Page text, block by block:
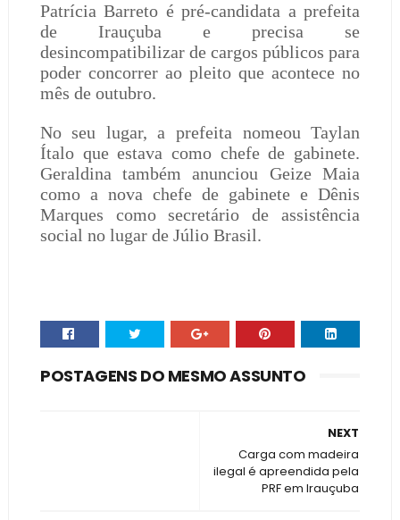
Patrícia Barreto é pré-candidata a prefeita
de Irauçuba e precisa se
desincompatibilizar de cargos públicos para
poder concorrer ao pleito que acontece no
mês de outubro.
No seu lugar, a prefeita nomeou Taylan
Ítalo que estava como chefe de gabinete.
Geraldina também anunciou Geize Maia
como a nova chefe de gabinete e Dênis
Marques como secretário de assistência
social no lugar de Júlio Brasil.
POSTAGENS DO MESMO ASSUNTO
NEXT
Carga com madeira
ilegal é apreendida pela
PRF em Irauçuba